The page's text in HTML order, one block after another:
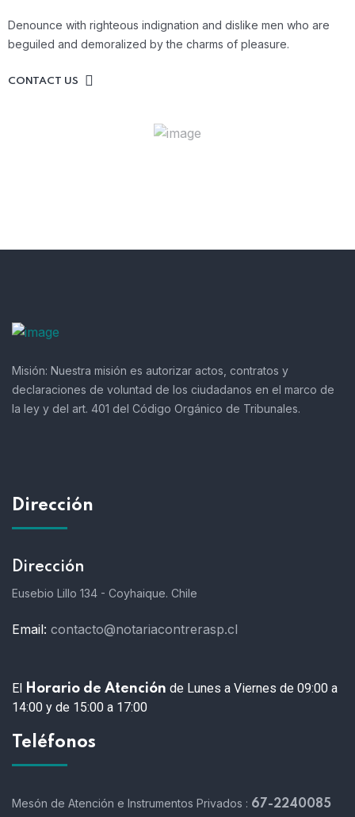
Denounce with righteous indignation and dislike men who are
beguiled and demoralized by the charms of pleasure.
CONTACT US
Misión: Nuestra misión es autorizar actos, contratos y
declaraciones de voluntad de los ciudadanos en el marco de
la ley y del art. 401 del Código Orgánico de Tribunales.
Dirección
Dirección
Eusebio Lillo 134 - Coyhaique. Chile
Email: contacto@notariacontrerasp.cl
El Horario de Atención de Lunes a Viernes de 09:00 a
14:00 y de 15:00 a 17:00
Teléfonos
Mesón de Atención e Instrumentos Privados : 67-2240085